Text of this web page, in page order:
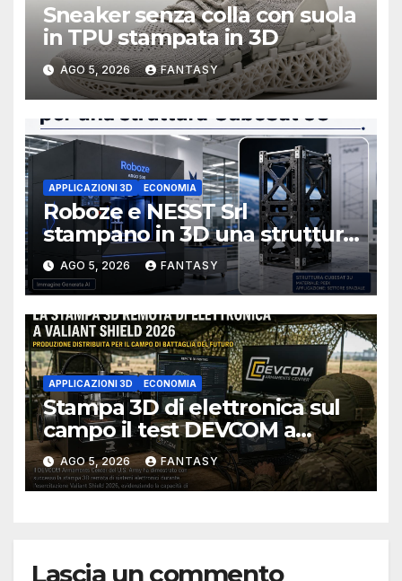
Sneaker senza colla con suola
in TPU stampata in 3D
AGO 5, 2026 FANTASY
APPLICAZIONI 3D ECONOMIA
Roboze e NESST Srl
stampano in 3D una struttura
CubeSat 3U in Carbon PEEK
AGO 5, 2026 FANTASY
APPLICAZIONI 3D ECONOMIA
Stampa 3D di elettronica sul
campo il test DEVCOM a
Valiant Shield 2026
AGO 5, 2026 FANTASY
Lascia un commento